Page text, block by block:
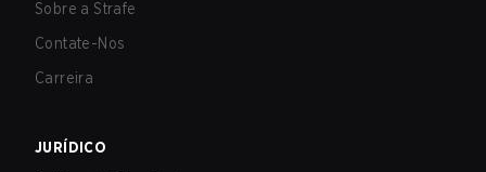
Sobre a Strafe
Contate-Nos
Carreira
JURÍDICO